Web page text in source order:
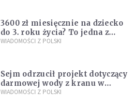
3600 zł miesięcznie na dziecko
do 3. roku życia? To jedna z
propozycji programu "Rozwój
WIADOMOŚCI Z POLSKI
Sejm odrzucił projekt dotyczący
darmowej wody z kranu w
restauracjach
WIADOMOŚCI Z POLSKI